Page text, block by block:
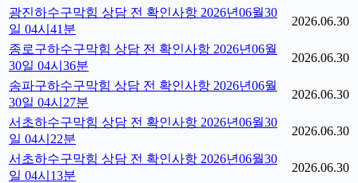
광진하수구막힘 상담 전 확인사항 2026년06월30
일 04시41분
2026.06.30
종로구하수구막힘 상담 전 확인사항 2026년06월
30일 04시36분
2026.06.30
송파구하수구막힘 상담 전 확인사항 2026년06월
30일 04시27분
2026.06.30
서초하수구막힘 상담 전 확인사항 2026년06월30
일 04시22분
2026.06.30
서초하수구막힘 상담 전 확인사항 2026년06월30
일 04시13분
2026.06.30